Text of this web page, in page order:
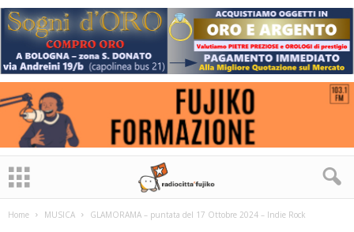
Home MUSICA GLAMORAMA – puntata del 17 Ottobre 2024 – Indie Rock